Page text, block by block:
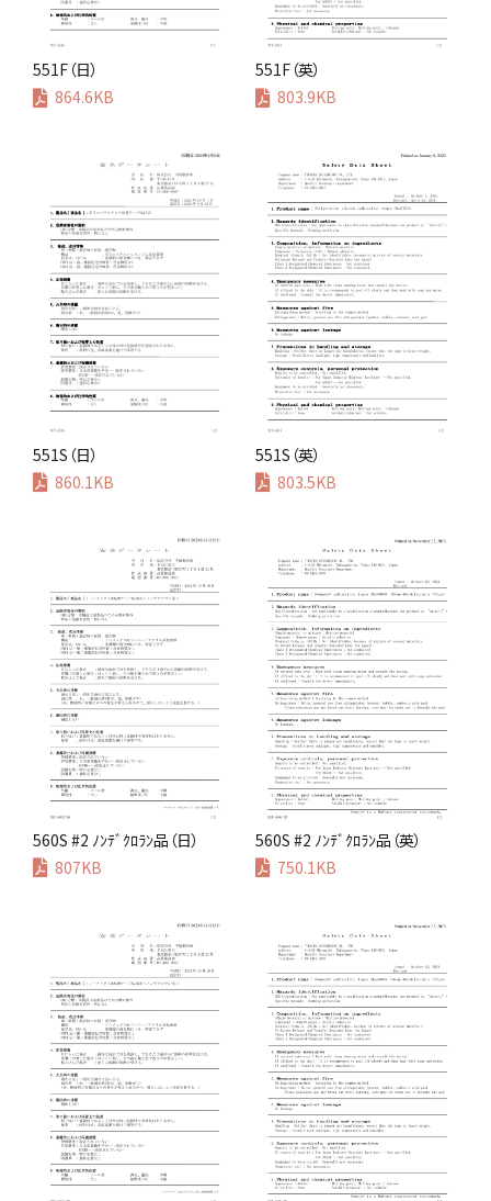
551F（日）
864.6KB
551F（英）
803.9KB
551S（日）
860.1KB
551S（英）
803.5KB
560S #2 ﾉﾝﾃﾞｸﾛﾗﾝ品（日）
807KB
560S #2 ﾉﾝﾃﾞｸﾛﾗﾝ品（英）
750.1KB